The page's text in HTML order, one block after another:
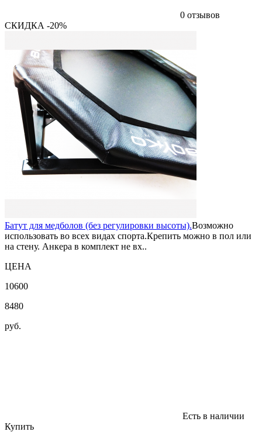
0 отзывов
СКИДКА -20%
Батут для медболов (без регулировки высоты).Возможно
использовать во всех видах спорта.Крепить можно в пол или
на стену. Анкера в комплект не вх..
ЦЕНА
10600
8480
руб.
Есть в наличии
Купить